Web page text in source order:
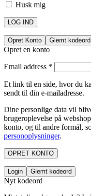
Husk mig
LOG IND
Opret Konto Glemt kodeord
Opret en konto
Email address *
Et link til en side, hvor du
sendt til din e-mailadresse.
Dine personlige data vil
brugeroplevelse på
konto, og til andre formål,
personoplysninger.
OPRET KONTO
Login Glemt kodeord
Nyt kodeord